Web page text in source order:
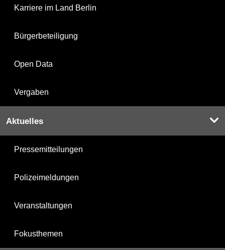
Karriere im Land Berlin
Bürgerbeteiligung
Open Data
Vergaben
Aktuelles
Pressemitteilungen
Polizeimeldungen
Veranstaltungen
Fokusthemen